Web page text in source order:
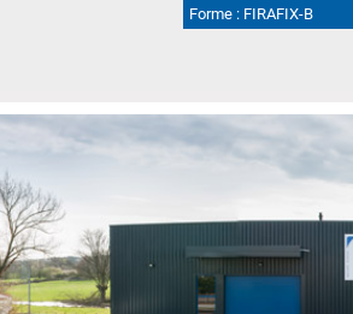
Forme : FIRAFIX-B